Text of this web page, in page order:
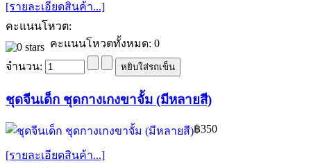
[รายละเอียดสินค้า...]
คะแนนโหวต:
คะแนนโหวตทั้งหมด: 0
จำนวน:
ชุดจีนเด็ก ชุดกางเกงขาจั้ม (มีหลายสี)
฿350
[รายละเอียดสินค้า...]